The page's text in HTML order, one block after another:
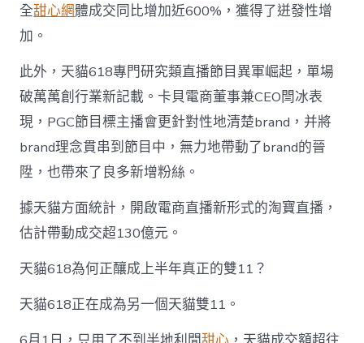
全甜心網體成交同比增加近600%，獲得了迸發性增
加。
此外，天貓618專門研究類直播節目異軍崛起，單場
破萬萬創行業新記載。卡貝電商董事兼CEO閆冰表
現，PGC節目標主播會更針對性地清楚brand，并將
brand理念貫串到節目中，無力地帶動了brand的晉
陞，也帶來了良多新增粉絲。
據天貓方面統計，開啟電商直播新形式的淘寶直播，
估計帶動成交超130億元。
天貓618為何正釀成上半年真正的雙11？
天貓618正在成為另一個天貓雙11。